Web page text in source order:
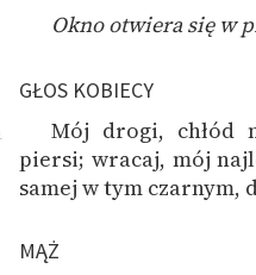
Okno otwiera się w
GŁOS KOBIECY
Mój drogi, chłód
piersi; wracaj, mój
samej w tym czarnym,
MĄŻ